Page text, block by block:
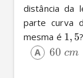
distância da
parte curva
mesma é 1, 5?
60 cm